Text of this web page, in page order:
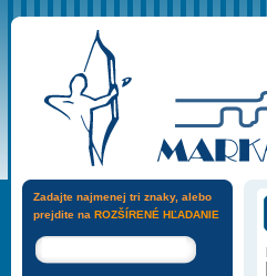
Zadajte najmenej tri znaky, alebo
prejdite na ROZŠÍRENÉ HĽADANIE